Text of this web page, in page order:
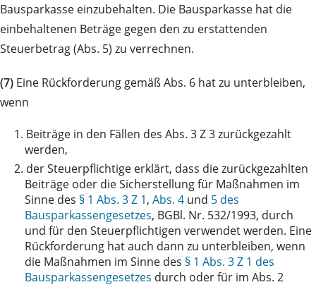
Bausparkasse einzubehalten. Die Bausparkasse hat die
einbehaltenen Beträge gegen den zu erstattenden
Steuerbetrag (Abs. 5) zu verrechnen.
(7) Eine Rückforderung gemäß Abs. 6 hat zu unterbleiben,
wenn
1. Beiträge in den Fällen des Abs. 3 Z 3 zurückgezahlt
werden,
2. der Steuerpflichtige erklärt, dass die zurückgezahlten
Beiträge oder die Sicherstellung für Maßnahmen im
Sinne des § 1 Abs. 3 Z 1, Abs. 4 und 5 des
Bausparkassengesetzes, BGBl. Nr. 532/1993, durch
und für den Steuerpflichtigen verwendet werden. Eine
Rückforderung hat auch dann zu unterbleiben, wenn
die Maßnahmen im Sinne des § 1 Abs. 3 Z 1 des
Bausparkassengesetzes durch oder für im Abs. 2